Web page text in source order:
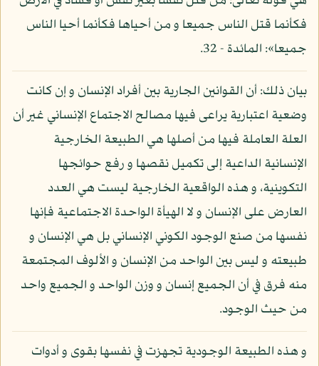
فكأنما قتل الناس جميعا و من أحياها فكأنما أحيا الناس
جميعا»: المائدة - 32.
بيان ذلك: أن القوانين الجارية بين أفراد الإنسان و إن كانت
وضعية اعتبارية يراعى فيها مصالح الاجتماع الإنساني غير أن
العلة العاملة فيها من أصلها هي الطبيعة الخارجية
الإنسانية الداعية إلى تكميل نقصها و رفع حوائجها
التكوينية، و هذه الواقعية الخارجية ليست هي العدد
العارض على الإنسان و لا الهيأة الواحدة الاجتماعية فإنها
نفسها من صنع الوجود الكوني الإنساني بل هي الإنسان و
طبيعته و ليس بين الواحد من الإنسان و الألوف المجتمعة
منه فرق في أن الجميع إنسان و وزن الواحد و الجميع واحد
من حيث الوجود.
و هذه الطبيعة الوجودية تجهزت في نفسها بقوى و أدوات